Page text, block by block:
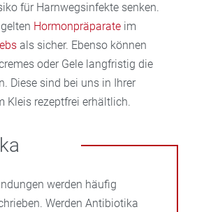
für Harnwegsinfekte senken.
Hormonpräparate im
als sicher. Ebenso können
oder Gele langfristig die
Diese sind bei uns in Ihrer
Kleis rezeptfrei erhältlich.
werden häufig
Werden Antibiotika